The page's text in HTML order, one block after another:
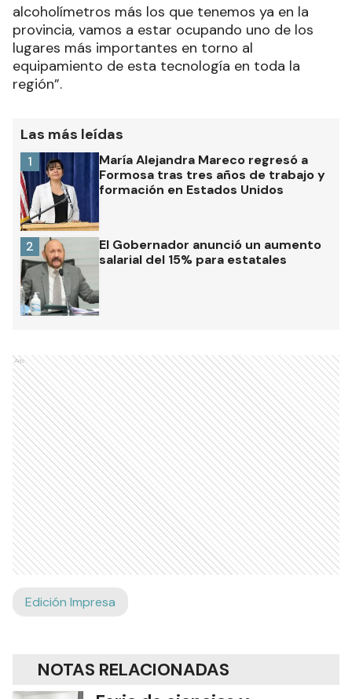
alcoholímetros más los que tenemos ya en la
provincia, vamos a estar ocupando uno de los
lugares más importantes en torno al
equipamiento de esta tecnología en toda la
región”.
Las más leídas
María Alejandra Mareco regresó a
Formosa tras tres años de trabajo y
formación en Estados Unidos
1
El Gobernador anunció un aumento
salarial del 15% para estatales
2
Ads
Edición Impresa
NOTAS RELACIONADAS